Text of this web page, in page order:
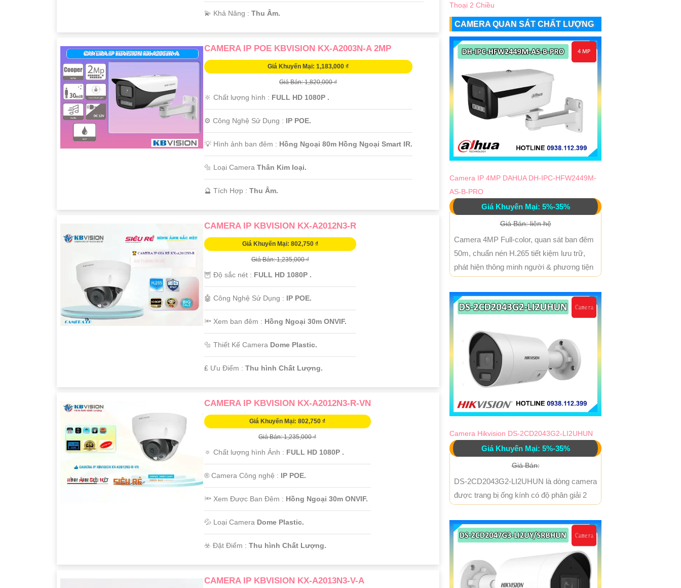
️💫 Khả Năng : Thu Âm.
CAMERA IP POE KBVISION KX-A2003N-A 2MP
Giá Khuyến Mại: 1,183,000 ₫
Giá Bán: 1,820,000 ₫
🔆 Chất lượng hình : FULL HD 1080P .
⚙ Công Nghệ Sử Dụng : IP POE.
💡 Hình ảnh ban đêm : Hồng Ngoại 80m Hồng Ngoại Smart IR.
🔩 Loại Camera Thân Kim loại.
️🔮 Tích Hợp : Thu Âm.
CAMERA IP KBVISION KX-A2012N3-R
Giá Khuyến Mại: 802,750 ₫
Giá Bán: 1,235,000 ₫
🦉 Độ sắc nét : FULL HD 1080P .
🤖️ Công Nghệ Sử Dụng : IP POE.
🔦 Xem ban đêm : Hồng Ngoại 30m ONVIF.
🔩 Thiết Kế Camera Dome Plastic.
️₤ Ưu Điểm : Thu hình Chất Lượng.
CAMERA IP KBVISION KX-A2012N3-R-VN
Giá Khuyến Mại: 802,750 ₫
Giá Bán: 1,235,000 ₫
🔅 Chất lượng hình Ảnh : FULL HD 1080P .
®️ Camera Công nghệ : IP POE.
🔦 Xem Được Ban Đêm : Hồng Ngoại 30m ONVIF.
💦 Loại Camera Dome Plastic.
️☣️ Đặt Điểm : Thu hình Chất Lượng.
CAMERA IP KBVISION KX-A2013N3-V-A
Thoại 2 Chiều
CAMERA QUAN SÁT CHẤT LƯỢNG
Camera IP 4MP DAHUA DH-IPC-HFW2449M-
AS-B-PRO
Giá Khuyến Mại: 5%-35%
Giá Bán: liên hệ
Camera 4MP Full-color, quan sát ban đêm
50m, chuẩn nén H.265 tiết kiệm lưu trữ,
phát hiện thông minh người & phương tiện
Camera Hikvision DS-2CD2043G2-LI2UHUN
Giá Khuyến Mại: 5%-35%
Giá Bán:
DS-2CD2043G2-LI2UHUN là dòng camera
được trang bị ống kính có độ phân giải 2